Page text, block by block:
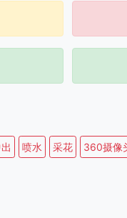
喷水 采花 360摄像